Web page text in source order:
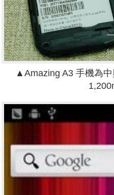
▲Amazing A3 手機為